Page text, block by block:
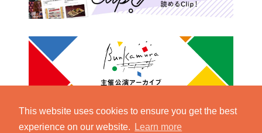
This website uses cookies to ensure you get the best
experience on our website.
Learn more